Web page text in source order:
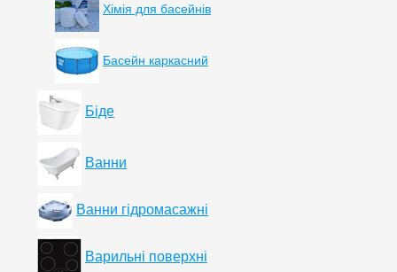
Хімія для басейнів
Басейн каркасний
Біде
Ванни
Ванни гідромасажні
Варильні поверхні